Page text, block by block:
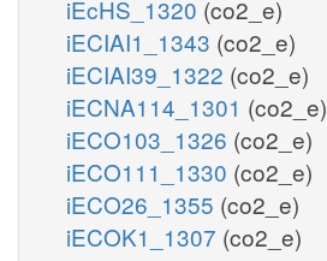
iEcHS_1320 (co2_e)
iECIAI1_1343 (co2_e)
iECIAI39_1322 (co2_e)
iECNA114_1301 (co2_e)
iECO103_1326 (co2_e)
iECO111_1330 (co2_e)
iECO26_1355 (co2_e)
iECOK1_1307 (co2_e)